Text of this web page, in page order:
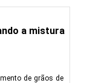
a mistura
de grãos de